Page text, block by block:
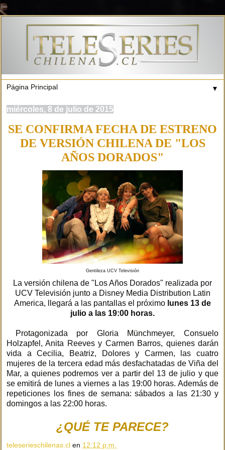
▼
miércoles, 8 de julio de 2015
SE CONFIRMA FECHA DE ESTRENO
DE VERSIÓN CHILENA DE "LOS
AÑOS DORADOS"
Gentileza UCV Televisión
La versión chilena de "Los Años Dorados" realizada por
UCV Televisión junto a Disney Media Distribution Latin
America, llegará a las pantallas el próximo lunes 13 de
julio a las 19:00 horas.
Protagonizada por Gloria Münchmeyer, Consuelo
Holzapfel, Anita Reeves y Carmen Barros, quienes darán
vida a Cecilia, Beatriz, Dolores y Carmen, las cuatro
mujeres de la tercera edad más desfachatadas de Viña del
Mar, a quienes podremos ver a partir del 13 de julio y que
se emitirá de lunes a viernes a las 19:00 horas. Además de
repeticiones los fines de semana: sábados a las 21:30 y
domingos a las 22:00 horas.
¿QUÉ TE PARECE?
teleserieschilenas.cl en 12:12 p.m.